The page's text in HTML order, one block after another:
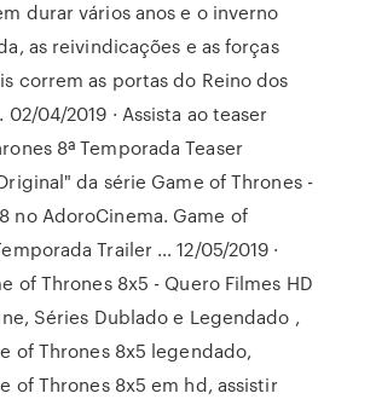
durar vários anos e o inverno
as reivindicações e as forças
correm as portas do Reino dos
02/04/2019 · Assista ao teaser
8ª Temporada Teaser
da série Game of Thrones -
no AdoroCinema. Game of
Trailer … 12/05/2019 ·
of Thrones 8x5 - Quero Filmes HD
Séries Dublado e Legendado ,
of Thrones 8x5 legendado,
of Thrones 8x5 em hd, assistir